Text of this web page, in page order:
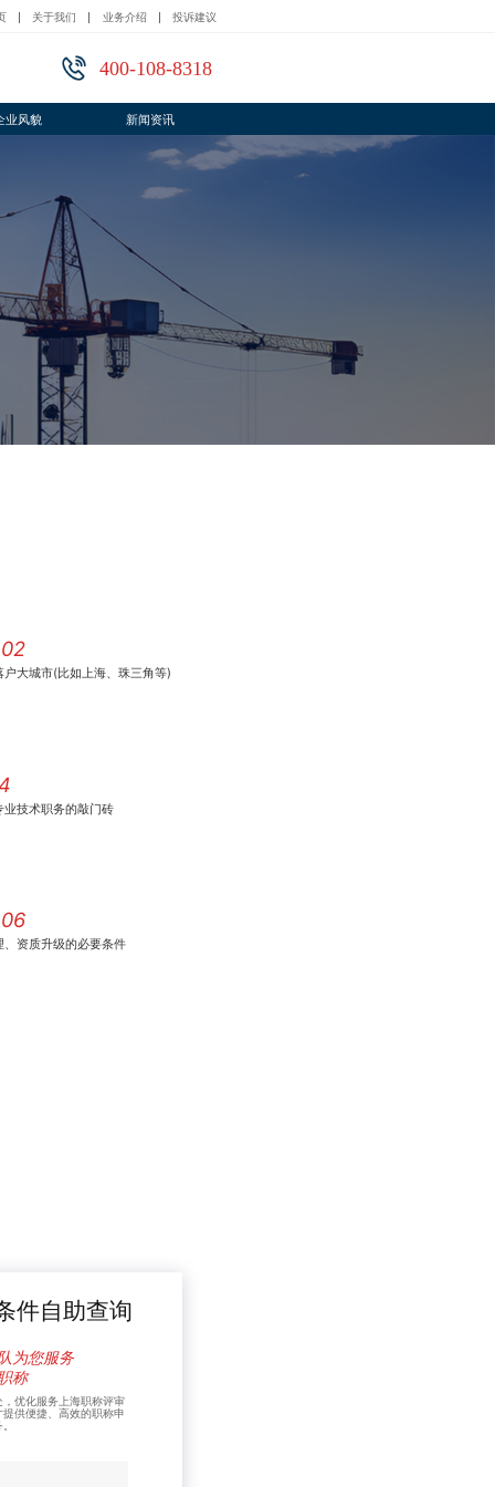
关于我们 业务介绍 投诉建议
400-108-8318
业风貌 新闻资讯
02
户大城市(比如上海、珠三角等)
业技术职务的敲门砖
06
、资质升级的必要条件
件自助查询
为您服务
称
优化服务上海职称评审
供便捷、高效的职称申